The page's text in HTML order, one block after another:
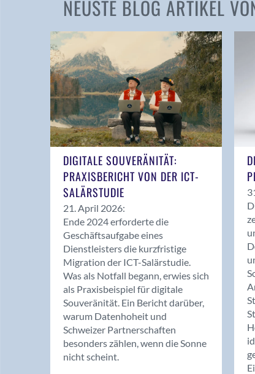
NEUSTE BLOG ARTIKEL
DIGITALE SOUVERÄNITÄT:
PRAXISBERICHT VON DER ICT-
SALÄRSTUDIE
21. April 2026:
Ende 2024 erforderte die
Geschäftsaufgabe eines
Dienstleisters die kurzfristige
Migration der ICT-Salärstudie.
Was als Notfall begann, erwies sich
als Praxisbeispiel für digitale
Souveränität. Ein Bericht darüber,
warum Datenhoheit und
Schweizer Partnerschaften
besonders zählen, wenn die Sonne
nicht scheint.